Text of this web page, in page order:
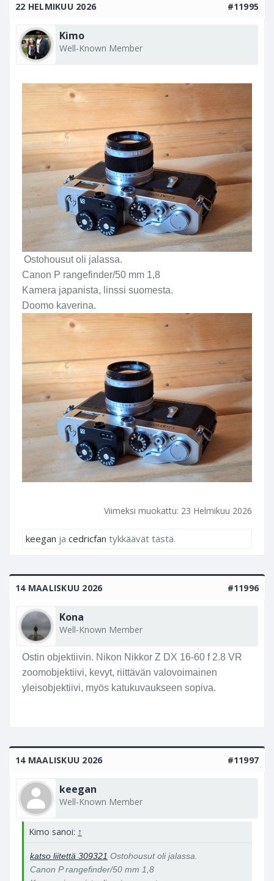
22 HELMIKUU 2026 #11995
Kimo
Well-Known Member
Ostohousut oli jalassa.
Canon P rangefinder/50 mm 1,8
Kamera japanista, linssi suomesta.
Doomo kaverina.
Viimeksi muokattu: 23 Helmikuu 2026
keegan ja cedricfan tykkäävät tästä.
14 MAALISKUU 2026 #11996
Kona
Well-Known Member
Ostin objektiivin. Nikon Nikkor Z DX 16-60 f 2.8 VR
zoomobjektiivi, kevyt, riittävän valovoimainen
yleisobjektiivi, myös katukuvaukseen sopiva.
14 MAALISKUU 2026 #11997
keegan
Well-Known Member
Kimo sanoi: ↑
katso liitettä 309321 Ostohousut oli jalassa.
Canon P rangefinder/50 mm 1,8